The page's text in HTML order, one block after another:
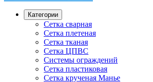
Категории
Сетка сварная
Сетка плетеная
Сетка тканая
Сетка ЦПВС
Системы ограждений
Сетка пластиковая
Сетка крученая Манье